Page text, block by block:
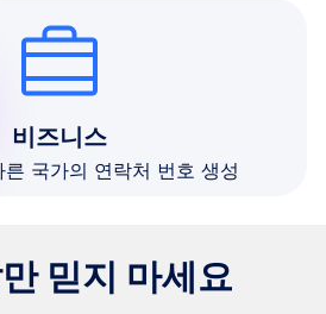
비즈니스
국가의 연락처 번호 생성
믿지 마세요